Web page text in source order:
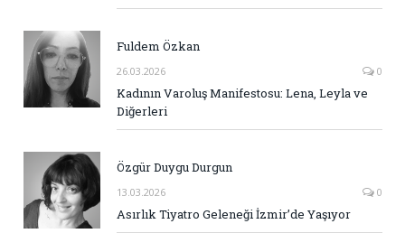
Fuldem Özkan
26.03.2026 0
Kadının Varoluş Manifestosu: Lena, Leyla ve
Diğerleri
Özgür Duygu Durgun
13.03.2026 0
Asırlık Tiyatro Geleneği İzmir’de Yaşıyor